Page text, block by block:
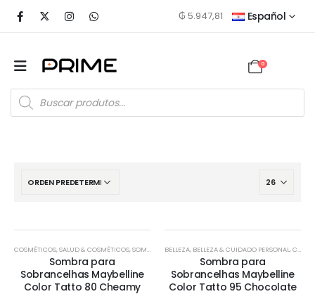
₲ 5.947,81 Español
0
COSMÉTICOS,SALUD & COSMÉTICOS,SOMBRA DE CEJAS
Sombra para
Sobrancelhas Maybelline
Color Tatto 80 Cheamy
BELLEZA, BELLEZA & CUIDADO PERSONAL ,CEJAS
Sombra para
Sobrancelhas Maybelline
Color Tatto 95 Chocolate